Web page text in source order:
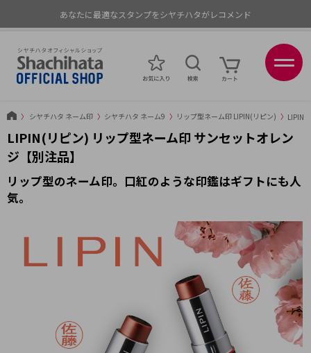
あなたに最適なスタンプをシヤチハタがレコメンド
〉 シヤチハタ ネーム印 〉 シヤチハタ ネーム9 〉 リップ型ネーム印 LIPIN(リピン) 〉 LIPIN(
LIPIN(リピン) リップ型ネーム印 サンセットオレン
ジ【別注品】
リップ型のネーム印。口紅のような印鑑はギフトにも人
気。